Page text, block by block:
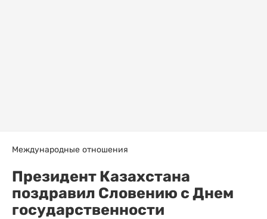
Международные отношения
Президент Казахстана
поздравил Словению с Днем
государственности